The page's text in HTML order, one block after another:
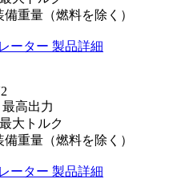
備重量（燃料を除く）
ーター 製品詳細
最高出力
最大トルク
備重量（燃料を除く）
ーター 製品詳細